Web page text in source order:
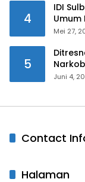
4
IDI
Umum
Mei 27,
5
Juni 4,
Contact
Halaman